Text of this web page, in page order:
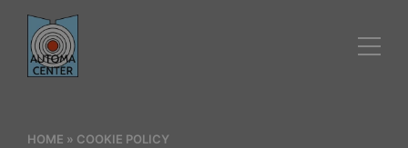
HOME » COOKIE POLICY